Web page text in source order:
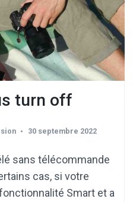
turn off
30 septembre 2022
sans télécommande
cas, si votre
Smart et a